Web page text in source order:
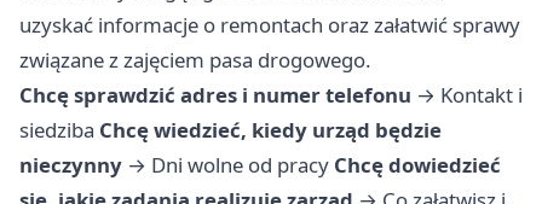
uzyskać informacje o remontach oraz załatwić sprawy
związane z zajęciem pasa drogowego.
Chcę sprawdzić adres i numer telefonu → Kontakt i
siedziba Chcę wiedzieć, kiedy urząd będzie
nieczynny → Dni wolne od pracy Chcę dowiedzieć